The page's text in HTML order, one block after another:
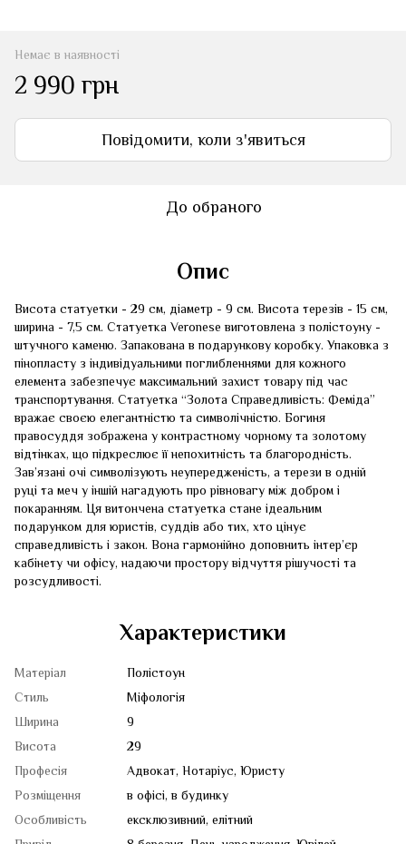
Немає в наявності
2 990 грн
Повідомити, коли з'явиться
До обраного
Опис
Висота статуетки - 29 см, діаметр - 9 см. Висота терезів - 15 см,
ширина - 7,5 см. Статуетка Veronese виготовлена ​​з полістоуну -
штучного каменю. Запакована в подарункову коробку. Упаковка з
пінопласту з індивідуальними поглибленнями для кожного
елемента забезпечує максимальний захист товару під час
транспортування. Статуетка “Золота Справедливість: Феміда”
вражає своєю елегантністю та символічністю. Богиня
правосуддя зображена у контрастному чорному та золотому
відтінках, що підкреслює її непохитність та благородність.
Зав’язані очі символізують неупередженість, а терези в одній
руці та меч у іншій нагадують про рівновагу між добром і
покаранням. Ця витончена статуетка стане ідеальним
подарунком для юристів, суддів або тих, хто цінує
справедливість і закон. Вона гармонійно доповнить інтер’єр
кабінету чи офісу, надаючи простору відчуття рішучості та
розсудливості.
Характеристики
Матеріал
Полістоун
Стиль
Міфологія
Ширина
9
Висота
29
Професія
Адвокат, Нотаріус, Юристу
Розміщення
в офісі, в будинку
Особливість
ексклюзивний, елітний